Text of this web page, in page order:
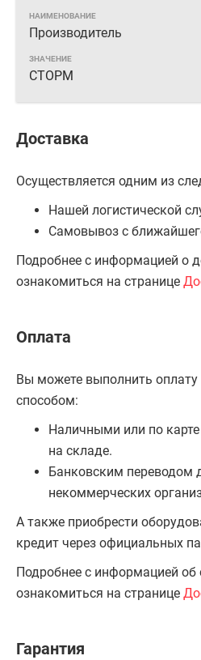
Производитель
СТОРМ
Доставка
Осуществляется одним из
Нашей логистической
Самовывоз с
Подробнее с информацией о
ознакомиться на странице
Оплата
Вы можете выполнить
способом:
Наличными или по
на складе.
Банковским переводом
некоммерческих
А также приобрести
кредит через официальных
Подробнее с информацией
ознакомиться на странице
Гарантия